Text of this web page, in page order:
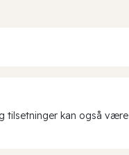
tilsetninger kan også være